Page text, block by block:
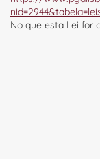
No que esta Lei for